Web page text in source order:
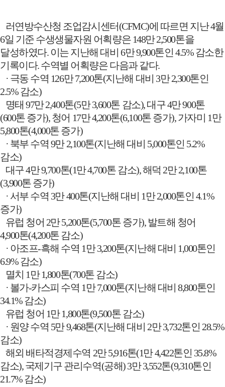
러연방수산청 조업감시센터(CFMC)에 따르면 지난4월
6일 기준 수생생물자원 어획량은148만2,500톤을
달성하였다. 이는 지난해 대비6만9,900톤인 4.5%감소한
기록이다.수역별 어획량은 다음과 같다.
· 극동 수역 126만7,200톤(지난해 대비 3만2,300톤인
2.5%감소)
명태97만2,400톤(5만3,600톤 감소),대구4만900톤
(600톤 증가),청어 17만4,200톤(6,100톤 증가),가자미 1만
5,800톤(4,000톤 증가)
· 북부 수역 9만2,100톤(지난해 대비 5,000톤인 5.2%
감소)
대구4만9,700톤(1만4,700톤 감소),해덕 2만2,100톤
(3,900톤 증가)
· 서부 수역 3만400톤(지난해 대비 1만2,000톤인 4.1%
증가)
유럽 청어 2만5,200톤(5,700톤 증가), 발트해 청어
4,900톤(4,200톤 감소)
· 아조프-흑해 수역 1만3,200톤(지난해 대비 1,000톤인
6.9%감소)
멸치 1만1,800톤(700톤 감소)
· 볼가-카스피 수역 1만7,000톤(지난해 대비8,800톤인
34.1%감소)
유럽 청어 1만1,800톤(9,500톤 감소)
· 원양 수역 5만9,468톤(지난해 대비 2만3,732톤인 28.5%
감소)
해외 배타적경제수역 2만5,916톤(1만4,422톤인 35.8%
감소),국제기구 관리수역(공해) 3만3,552톤(9,310톤인
21.7%감소)